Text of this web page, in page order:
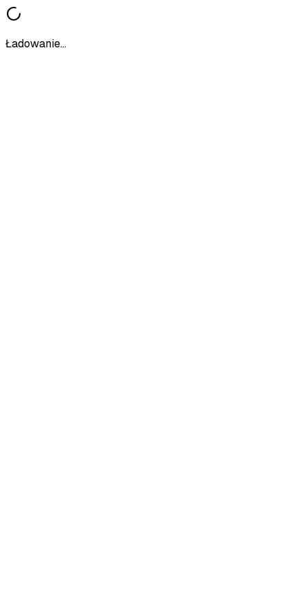
Ładowanie...